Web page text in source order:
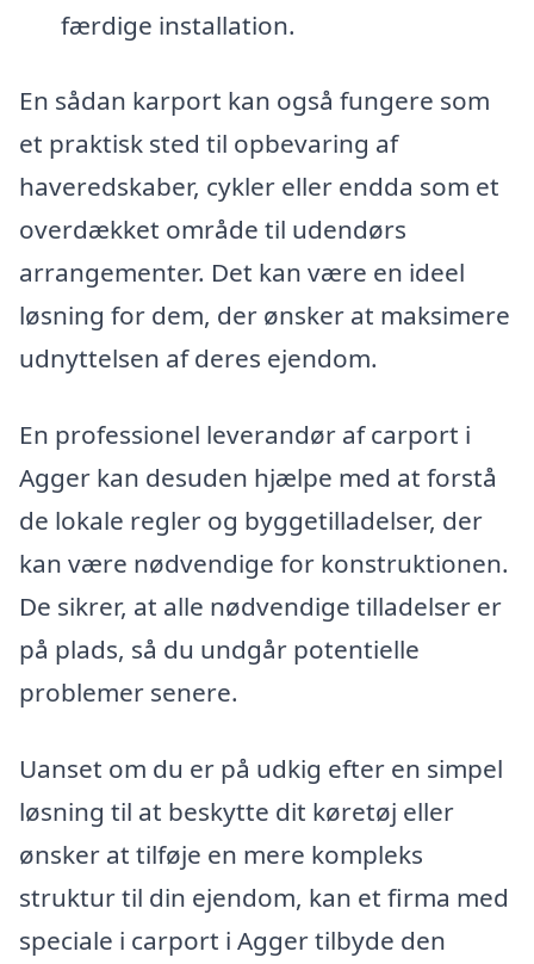
færdige installation.
En sådan karport kan også fungere som
et praktisk sted til opbevaring af
haveredskaber, cykler eller endda som et
overdækket område til udendørs
arrangementer. Det kan være en ideel
løsning for dem, der ønsker at maksimere
udnyttelsen af deres ejendom.
En professionel leverandør af carport i
Agger kan desuden hjælpe med at forstå
de lokale regler og byggetilladelser, der
kan være nødvendige for konstruktionen.
De sikrer, at alle nødvendige tilladelser er
på plads, så du undgår potentielle
problemer senere.
Uanset om du er på udkig efter en simpel
løsning til at beskytte dit køretøj eller
ønsker at tilføje en mere kompleks
struktur til din ejendom, kan et firma med
speciale i carport i Agger tilbyde den